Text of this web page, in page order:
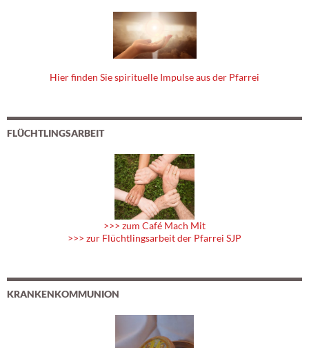
Hier finden Sie spirituelle Impulse aus der Pfarrei
FLÜCHTLINGSARBEIT
>>> zum Café Mach Mit
>>> zur Flüchtlingsarbeit der Pfarrei SJP
KRANKENKOMMUNION